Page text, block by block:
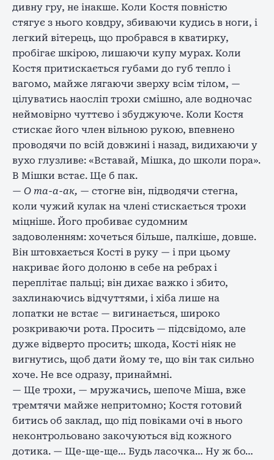
дивну гру, не інакше. Коли Костя повністю
стягує з нього ковдру, збиваючи кудись в ноги, і
легкий вітерець, що пробрався в кватирку,
пробігає шкірою, лишаючи купу мурах. Коли
Костя притискається губами до губ тепло і
вагомо, майже лягаючи зверху всім тілом, —
цілуватись наосліп трохи смішно, але водночас
неймовірно чуттєво і збуджуюче. Коли Костя
стискає його член вільною рукою, впевнено
проводячи по всій довжині і назад, видихаючи у
вухо глузливе: «Вставай, Мішка, до школи пора».
В Мішки встає. Ще б пак.
— О та-а-ак, — стогне він, підводячи стегна,
коли чужий кулак на члені стискається трохи
міцніше. Його пробиває судомним
задоволенням: хочеться більше, палкіше, довше.
Він штовхається Кості в руку — і при цьому
накриває його долоню в себе на ребрах і
переплітає пальці; він дихає важко і збито,
захлинаючись відчуттями, і хіба лише на
лопатки не встає — вигинається, широко
розкриваючи рота. Просить — підсвідомо, але
дуже відверто просить; шкода, Кості ніяк не
вигнутись, щоб дати йому те, що він так сильно
хоче. Не все одразу, принаймні.
— Ще трохи, — мружачись, шепоче Міша, вже
тремтячи майже непритомно; Костя готовий
битись об заклад, що під повіками очі в нього
неконтрольовано закочуються від кожного
дотика. — Ще-ще-ще… Будь ласочка… Ну ж бо…